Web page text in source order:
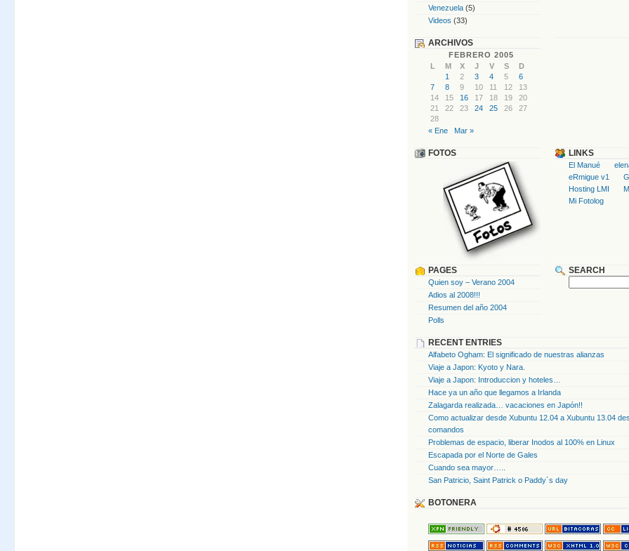
Venezuela (5)
Videos (33)
ARCHIVOS
FEBRERO 2005
L
M X J V S
D
1
2 3 4 5
6
7
8 9 10 11 12
13
14
15 16 17 18 19
20
21
22 23 24 25 26
27
28
« Ene
Mar »
FOTOS LINKS
El Manué
eRmigue v1
Hosting LMI
Mi Fotolog
PAGES
Quien soy – Verano 2004
Adios al 2008!!!
Resumen del año 2004
Polls
SEARCH
RECENT ENTRIES
Alfabeto Ogham: El significado de nuestras alianzas
Viaje a Japon: Kyoto y Nara.
Viaje a Japon: Introduccion y hoteles…
Hace ya un año que llegamos a Irlanda
Zalagarda realizada… vacaciones en Japón!!
Como actualizar desde Xubuntu 12.04 a Xubuntu 13.04
comandos
Problemas de espacio, liberar Inodos al 100% en Linux
Escapada por el Norte de Gales
Cuando sea mayor…..
San Patricio, Saint Patrick o Paddy´s day
BOTONERA